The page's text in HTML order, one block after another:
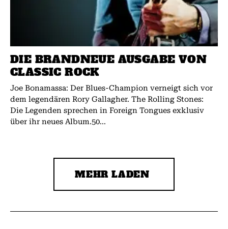
DIE BRANDNEUE AUSGABE VON
CLASSIC ROCK
Joe Bonamassa: Der Blues-Champion verneigt sich vor
dem legendären Rory Gallagher. The Rolling Stones:
Die Legenden sprechen in Foreign Tongues exklusiv
über ihr neues Album.50...
MEHR LADEN